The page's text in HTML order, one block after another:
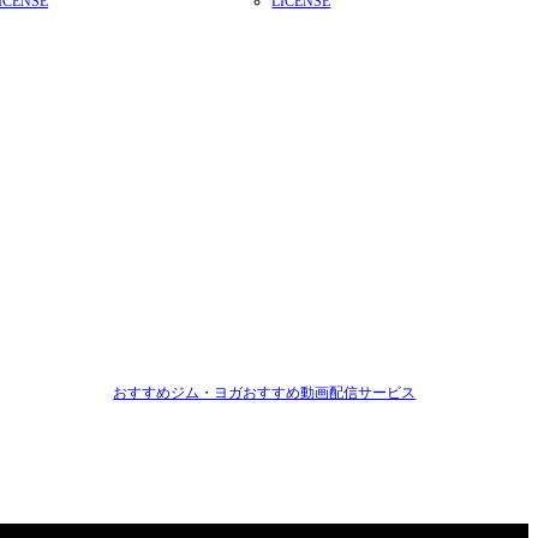
おすすめジム・ヨガおすすめ動画配信サービス